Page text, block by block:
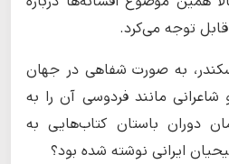
قابل توجه می‌کرد.
به صورت شفاهی در جهان
شاعرانی مانند فردوسی آن را به
دوران باستان کتاب‌هایی به
ایرانی نوشته شده بود؟